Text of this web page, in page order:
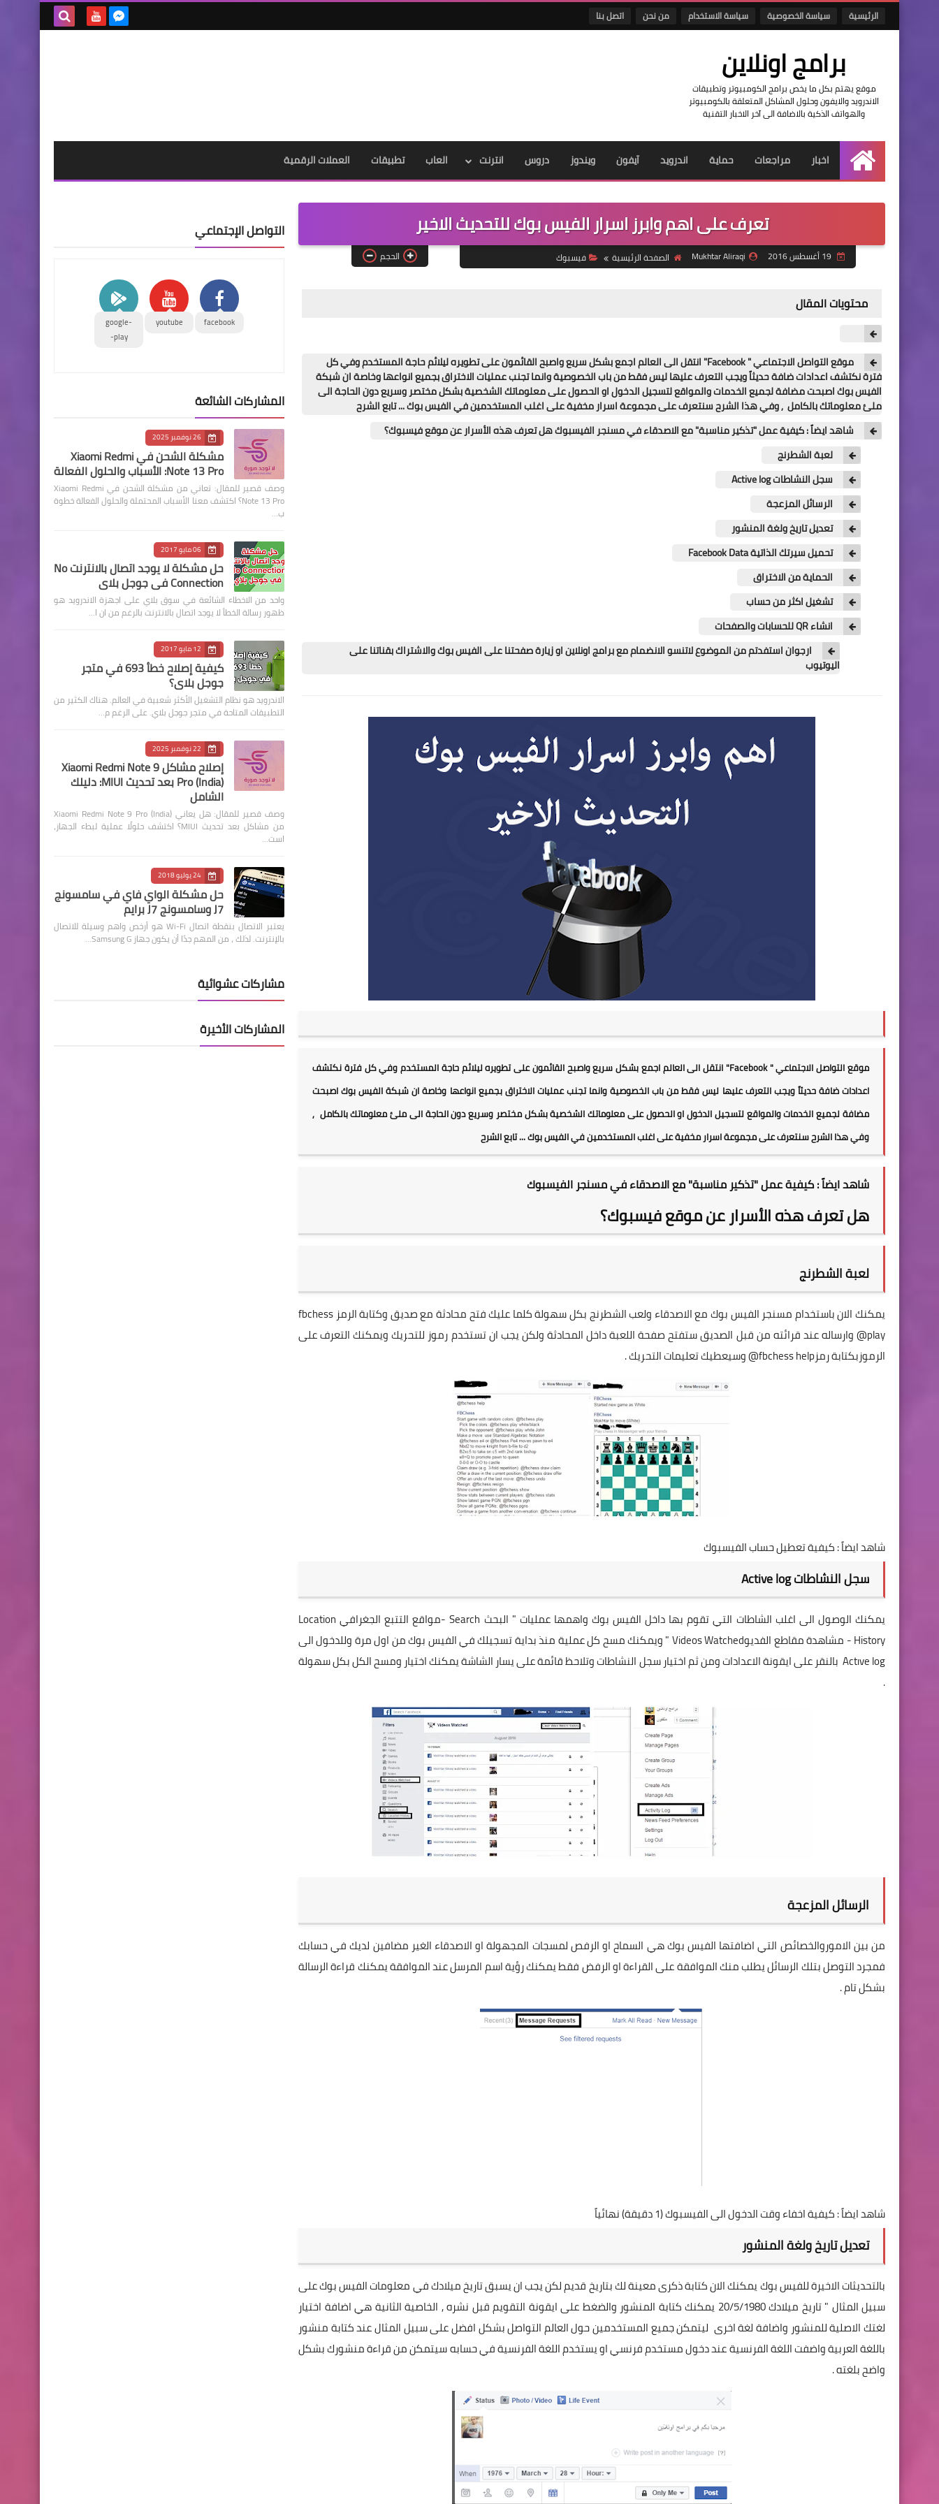
الرئيسية سياسة الخصوصية سياسة الاستخدام من نحن اتصل بنا
برامج اونلاين
موقع يهتم بكل ما يخص برامج الكومبيوتر وتطبيقات
الاندرويد والايفون وحلول المشاكل المتعلقة بالكومبيوتر
والهواتف الذكية بالاضافة الى آخر الاخبار التقنية
الرئيسية
اخبار مراجعات حماية اندرويد آيفون ويندوز دروس انترنت العاب تطبيقات العملات الرقمية
تعرف على اهم وابرز اسرار الفيس بوك للتحديث الاخير
Mukhtar Aliraqi الصفحة الرئيسية فيسبوك الحجم
محتويات المقال
موقع التواصل الاجتماعي " Facebook" انتقل الى العالم اجمع بشكل سريع واصبح القائمون على تطويره ليلائم حاجة المستخدم وفي كل
فترة نكتشف اعدادات ضافة حديثاً ويجب التعرف عليها ليس فقط من باب الخصوصية وانما تجنب عمليات الاختراق بجميع انواعها وخاصة ان شبكة
الفيس بوك اصبحت مضافة لجميع الخدمات والمواقع لتسجيل الدخول او الحصول على معلوماتك الشخصية بشكل مختصر وسريع دون الحاجة الى
ملئ معلوماتك بالكامل , وفي هذا الشرح سنتعرف على مجموعة اسرار مخفية على اغلب المستخدمين في الفيس بوك ... تابع الشرح
شاهد ايضاً : كيفية عمل "تذكير مناسبة" مع الاصدقاء في مسنجر الفيسبوك هل تعرف هذه الأسرار عن موقع فيسبوك؟
لعبة الشطرنج
سجل النشاطات Active log
الرسائل المزعجة
تعديل تاريخ ولغة المنشور
تحميل سيرتك الذاتية Facebook Data
الحماية من الاختراق
تشغيل اكثر من حساب
انشاء QR للحسابات والصفحات
ارجوان استفدتم من الموضوع لاتنسو الانضمام مع برامج اونلاين او زيارة صفحتنا على الفيس بوك والاشتراك بقناتنا على
اليوتيوب
موقع التواصل الاجتماعي " Facebook" انتقل الى العالم اجمع بشكل سريع واصبح القائمون على تطويره ليلائم حاجة المستخدم وفي كل فترة نكتشف
اعدادات ضافة حديثاً ويجب التعرف عليها ليس فقط من باب الخصوصية وانما تجنب عمليات الاختراق بجميع انواعها وخاصة ان شبكة الفيس بوك اصبحت
مضافة لجميع الخدمات والمواقع لتسجيل الدخول او الحصول على معلوماتك الشخصية بشكل مختصر وسريع دون الحاجة الى ملئ معلوماتك بالكامل ,
وفي هذا الشرح سنتعرف على مجموعة اسرار مخفية على اغلب المستخدمين في الفيس بوك ... تابع الشرح
شاهد ايضاً :كيفية عمل "تذكير مناسبة" مع الاصدقاء في مسنجر الفيسبوك
هل تعرف هذه الأسرار عن موقع فيسبوك؟
لعبة الشطرنج
يمكنك الان باستخدام مسنجر الفيس بوك مع الاصدقاء ولعب الشطرنج بكل سهولة كلما عليك فتح محادثة مع صديق وكتابة الرمز fbchess
play@ وارساله عند قرائته من قبل الصديق ستفتح صفحة اللعبة داخل المحادثة ولكن يجب ان تستخدم رموز للتحريك ويمكنك التعرف على
الرموزبكتابة رمزfbchess help@ وسيعطيك تعليمات التحريك .
شاهد ايضاً :كيفية تعطيل حساب الفيسبوك
سجل النشاطات Active log
يمكنك الوصول الى اغلب الشاطات التي تقوم بها داخل الفيس بوك واهمها عمليات " البحث Search -مواقع التتبع الجغرافي Location
History - مشاهدة مقاطع الفديوVideos Watched " ويمكنك مسح كل عملية منذ بداية تسجيلك في الفيس بوك من اول مرة وللدخول الى
Actıve log بالنقر على ايقونة الاعدادات ومن ثم اختيار سجل النشاطات وتلاحظ قائمة على يسار الشاشة يمكنك اختيار ومسح الكل بكل سهولة
.
الرسائل المزعجة
من بين الاموروالخصائص التي اضافتها الفيس بوك هي السماح او الرفص لمسجات المجهولة او الاصدقاء الغير مضافين لديك في حسابك
فمجرد التوصل بتلك الرسائل يطلب منك الموافقة على القراءة او الرفض فقط يمكنك رؤية اسم المرسل عند الموافقة يمكنك قراءة الرسالة
بشكل تام .
شاهد ايضاً :كيفية اخفاء وقت الدخول الى الفيسبوك (1 دقيقة) نهائياً
تعديل تاريخ ولغة المنشور
بالتحديثات الاخيرة للفيس بوك يمكنك الان كتابة ذكرى معينة لك بتاريخ قديم لكن يجب ان يسبق تاريخ ميلادك في معلومات الفيس بوك على
سبيل المثال " تاريخ ميلادك 20/5/1980 يمكنك كتابة المنشور والضغط على ايقونة التقويم قبل نشره , الخاصية الثانية هي اضافة اختيار
لغتك الاصلية للمنشور واضافة لغة اخرى ليتمكن جميع المستخدمين حول العالم التواصل بشكل افضل على سبيل المثال عند كتابة منشور
باللغة العربية واضفت اللغة الفرنسية عند دخول مستخدم فرنسي او يستخدم اللغة الفرنسية في حسابه سيتمكن من قراءة منشورك بشكل
واضح بلغته .
التواصل الإجتماعي
facebook
youtube
google-
play-
المشاركات الشائعة
26 نوفمبر 2025
مشكلة الشحن في Xiaomi Redmi
Note 13 Pro: الأسباب والحلول الفعالة
وصف قصير للمقال: تعاني من مشكلة الشحن في Xiaomi Redmi
Note 13 Pro؟ اكتشف معنا الأسباب المحتملة والحلول الفعالة خطوة
ب…
06 مايو 2017
حل مشكلة لا يوجد اتصال بالانترنت No
Connection في جوجل بلاي
واحد من الاخطاء الشائعة في سوق بلاي على اجهزة الاندرويد هو
ظهور رسالة الخطأ لا يوجد اتصال بالانترنت بالرغم من ان ا…
12 مايو 2017
كيفية إصلاح خطأ 693 في متجر
جوجل بلاي؟
الاندرويد هو نظام التشغيل الأكثر شعبية في العالم. هناك الكثير من
التطبيقات المتاحة في متجر جوجل بلاي. على الرغم م…
22 نوفمبر 2025
إصلاح مشاكل Xiaomi Redmi Note 9
Pro (India) بعد تحديث MIUI: دليلك
الشامل
وصف قصير للمقال: هل يعاني Xiaomi Redmi Note 9 Pro (India)
من مشاكل بعد تحديث MIUI؟ اكتشف حلولًا عملية لبطء الجهاز،
است…
24 يوليو 2018
حل مشكلة الواي فاي في سامسونج
J7 وسامسونج J7 برايم
يعتبر الاتصال بنقطة اتصال Wi-Fi هو أرخص واهم وسيلة للاتصال
بالإنترنت. لذلك ، من المهم جدًا أن يكون جهاز Samsung G…
مشاركات عشوائية
المشاركات الأخيرة